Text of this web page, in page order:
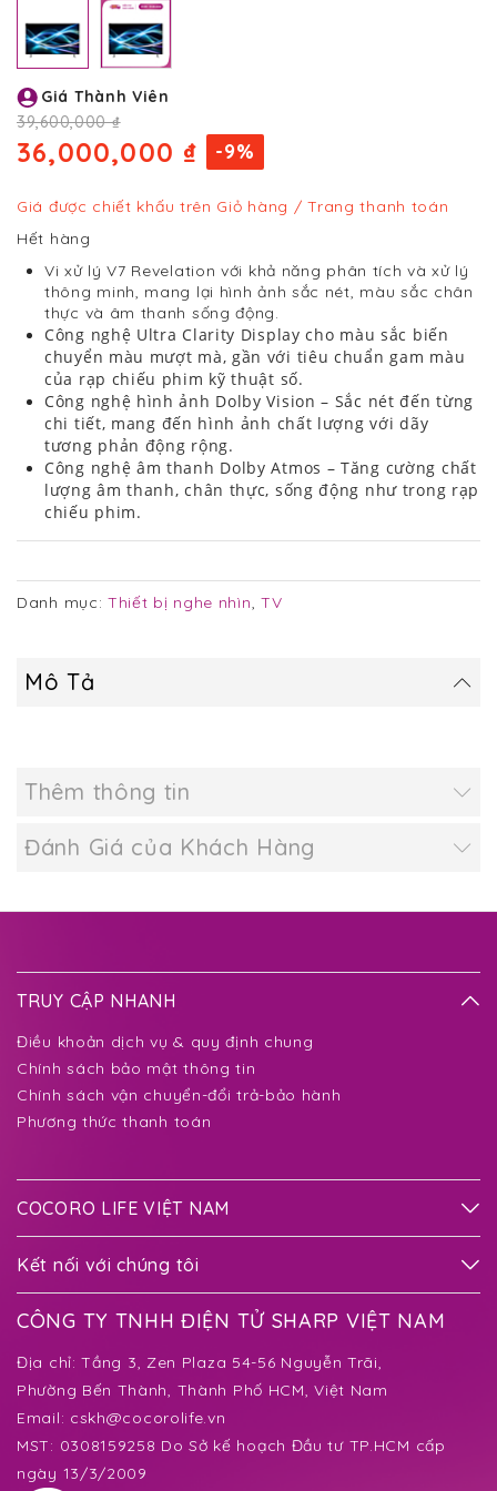
đến
phần
đầu
của
viện
ảnh
Giá Thành Viên
39,600,000 ₫
36,000,000 ₫ -9%
Giá được chiết khấu trên Giỏ hàng / Trang thanh toán
Hết hàng
Vi xử lý V7 Revelation với khả năng phân tích và xử lý
thông minh, mang lại hình ảnh sắc nét, màu sắc chân
thực và âm thanh sống động.
Công nghệ Ultra Clarity Display cho màu sắc biến
chuyển màu mượt mà, gần với tiêu chuẩn gam màu
của rạp chiếu phim kỹ thuật số.
Công nghệ hình ảnh Dolby Vision – Sắc nét đến từng
chi tiết, mang đến hình ảnh chất lượng với dãy
tương phản động rộng.
Công nghệ âm thanh Dolby Atmos – Tăng cường chất
lượng âm thanh, chân thực, sống động như trong rạp
chiếu phim.
Danh mục: Thiết bị nghe nhìn,TV
Mô Tả
Thêm thông tin
Đánh Giá của Khách Hàng
TRUY CẬP NHANH
Điều khoản dịch vụ & quy định chung
Chính sách bảo mật thông tin
Chính sách vận chuyển-đổi trả-bảo hành
Phương thức thanh toán
COCORO LIFE VIỆT NAM
Kết nối với chúng tôi
CÔNG TY TNHH ĐIỆN TỬ SHARP VIỆT NAM
Địa chỉ:Tầng 3, Zen Plaza 54-56 Nguyễn Trãi,
Phường Bến Thành, Thành Phố HCM, Việt Nam
Email: cskh@cocorolife.vn
MST: 0308159258 Do Sở kế hoạch Đầu tư TP.HCM cấp
ngày 13/3/2009